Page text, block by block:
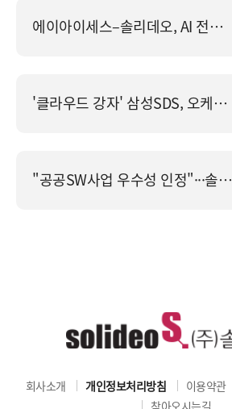
에이아이세스–솔리데오, AI 전략 협력 맞손
'클라우드 강자' 삼성SDS, 오케스트로 꺾고 최대 6천억 규모 공공 사업 따냈다
"공공SW사업 우수성 인정"···솔리데오, SP인증 활성화 NIPA 원장상 수상
회사소개 개인정보처리방침 이용약관
찾아오시는길